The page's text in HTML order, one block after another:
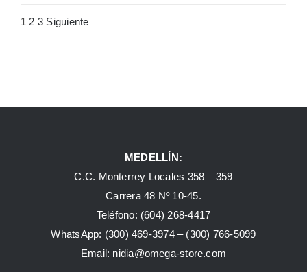
1 2 3 Siguiente
MEDELLÍN:
C.C. Monterrey Locales 358 – 359
Carrera 48 Nº 10-45.
Teléfono: (604) 268-4417
WhatsApp: (300) 469-3974 – (300) 766-5099
Email: nidia@omega-store.com